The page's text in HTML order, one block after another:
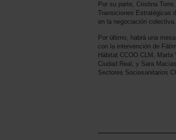
Por su parte, Cristina
Transiciones Estratégicas
en la negociación colectiva.
Por último, habrá una
con la intervención de
Hábitat CCOO CLM,
Ciudad Real, y Sara
Sectores Sociosanitarios